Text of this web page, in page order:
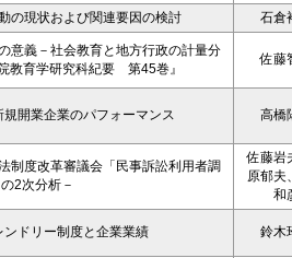
の現状および関連要因の検討 石倉
意義－社会教育と地方行政の計量分
教育学研究科紀要 第45巻』
佐藤
開業企業のパフォーマンス 高橋
制度改革審議会「民事訴訟利用者調
2次分析－
佐藤岩
原郁夫
和
ンドリー制度と企業業績 鈴木